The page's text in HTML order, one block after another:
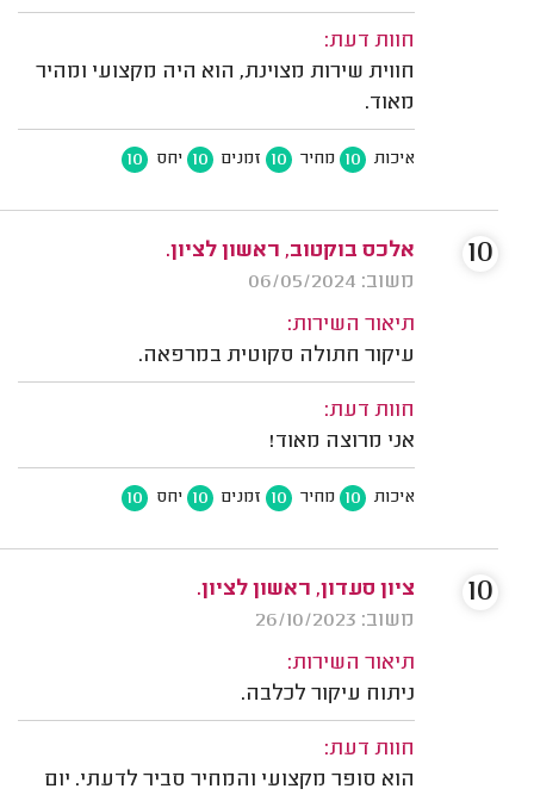
חוות דעת:
חווית שירות מצוינת, הוא היה מקצועי ומהיר
מאוד.
איכות 10 מחיר 10 זמנים 10 יחס 10
אלכס בוקטוב, ראשון לציון.
משוב: 06/05/2024
תיאור השירות:
עיקור חתולה סקוטית במרפאה.
חוות דעת:
אני מרוצה מאוד!
איכות 10 מחיר 10 זמנים 10 יחס 10
10
ציון סעדון, ראשון לציון.
משוב: 26/10/2023
תיאור השירות:
ניתוח עיקור לכלבה.
חוות דעת:
הוא סופר מקצועי והמחיר סביר לדעתי. יום
10